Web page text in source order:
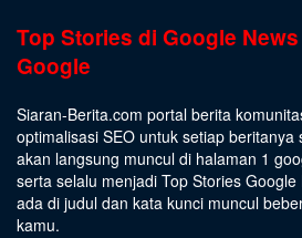
Top Stories di Google
Google
Siaran-Berita.com portal berita
optimalisasi SEO untuk setiap beritanya
akan langsung muncul di halaman 1
serta selalu menjadi Top Stories
ada di judul dan kata kunci muncul
kamu.